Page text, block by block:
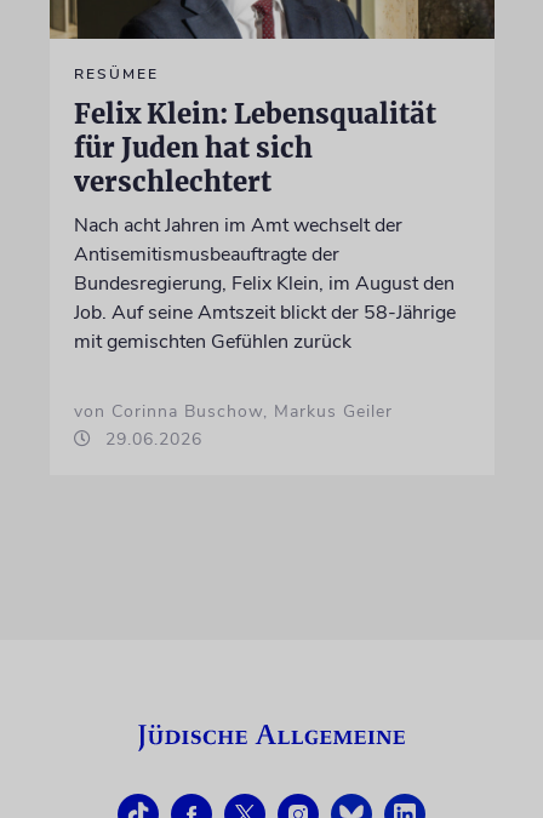
RESÜMEE
Felix Klein: Lebensqualität
für Juden hat sich
verschlechtert
Nach acht Jahren im Amt wechselt der
Antisemitismusbeauftragte der
Bundesregierung, Felix Klein, im August den
Job. Auf seine Amtszeit blickt der 58-Jährige
mit gemischten Gefühlen zurück
von Corinna Buschow, Markus Geiler
29.06.2026